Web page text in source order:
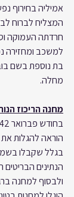
אמיליה בחירוף
המצליח לברוח
חרדתה העמוקה
למשכב ומחזירה
בת נוספת בשם
מחלה.
מחנה הריכוז
הוראה להגלות את
בגלל שקבלו
הנתינים הבריטים
ולבסוף למחנה